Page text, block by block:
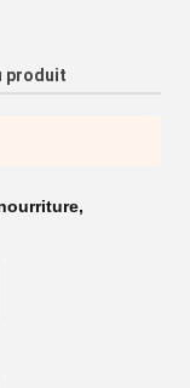
produit
,